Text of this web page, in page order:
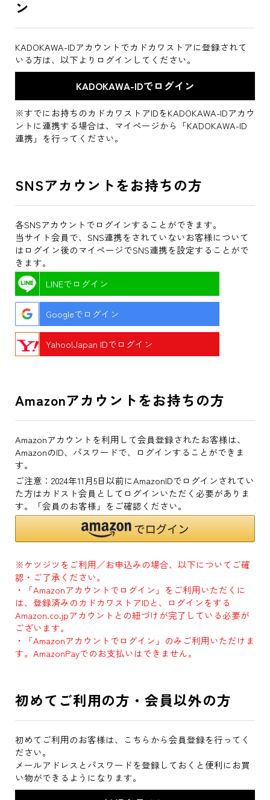
ン
KADOKAWA-IDアカウントでカドカワストアに登録されて
いる方は、以下よりログインしてください。
※すでにお持ちのカドカワストアIDをKADOKAWA-IDアカウ
ントに連携する場合は、マイページから「KADOKAWA-ID
連携」を行ってください。
SNSアカウントをお持ちの方
各SNSアカウントでログインすることができます。
当サイト会員で、SNS連携をされていないお客様について
はログイン後のマイページでSNS連携を設定することがで
きます。
LINEでログイン
Googleでログイン
Yahoo!Japan IDでログイン
Amazonアカウントをお持ちの方
Amazonアカウントを利用して会員登録されたお客様は、
AmazonのID、パスワードで、ログインすることができま
す。
ご注意：2024年11月5日以前にAmazonIDでログインされてい
た方はカドスト会員としてログインいただく必要がありま
す。「会員のお客様」をご確認ください。
※ケツジツをご利用／お申込みの場合、以下についてご確
認・ご了承ください。
・「Amazonアカウントでログイン」をご利用いただくに
は、登録済みのカドカワストアIDと、ログインをする
Amazon.co.jpアカウントとの紐づけが完了している必要が
ございます。
・「Amazonアカウントでログイン」のみご利用いただけま
す。AmazonPayでのお支払いはできません。
初めてご利用の方・会員以外の方
初めてご利用のお客様は、こちらから会員登録を行ってく
ださい。
メールアドレスとパスワードを登録しておくと便利にお買
い物ができるようになります。